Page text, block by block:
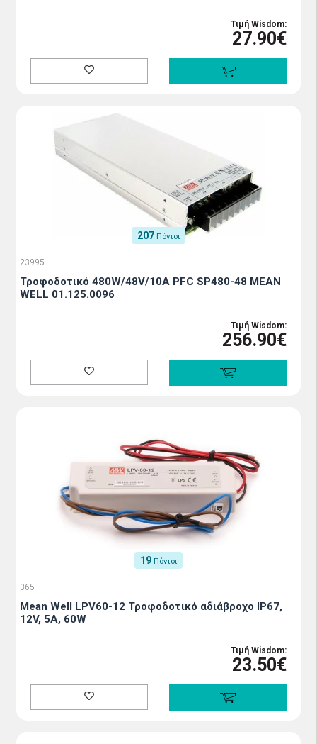
Τιμή Wisdom:
27.90€
207 Πόντοι
23995
Τροφοδοτικό 480W/48V/10A PFC SP480-48 MEAN
WELL 01.125.0096
Τιμή Wisdom:
256.90€
19 Πόντοι
365
Mean Well LPV60-12 Τροφοδοτικό αδιάβροχο IP67,
12V, 5A, 60W
Τιμή Wisdom:
23.50€